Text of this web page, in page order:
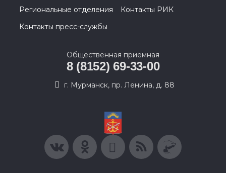
Региональные отделения
Контакты РИК
Контакты пресс-службы
Общественная приемная
8 (8152) 69-33-00
г. Мурманск, пр. Ленина, д. 88